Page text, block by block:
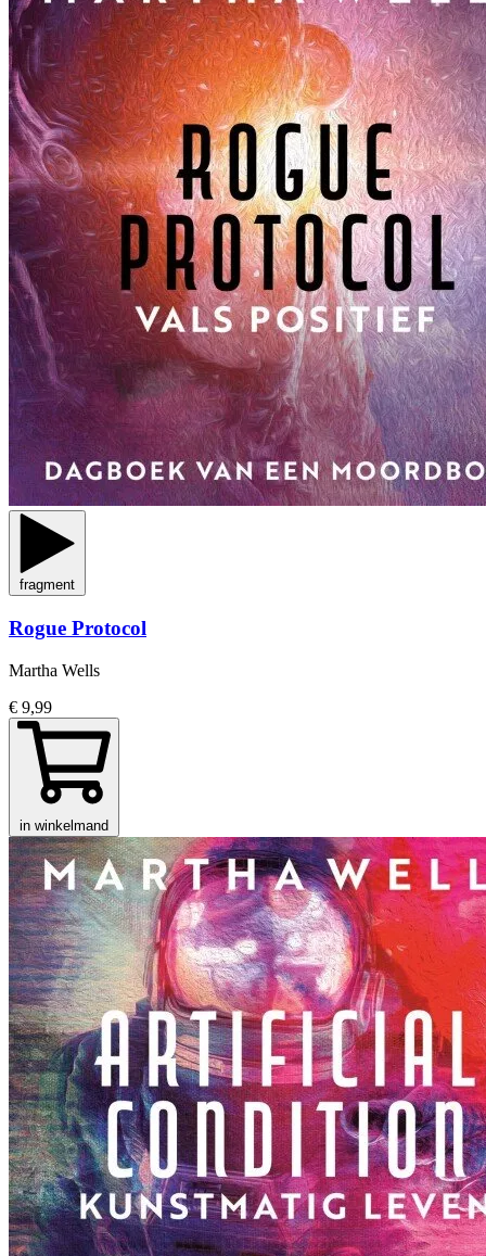
fragment
Rogue Protocol
Martha Wells
€ 9,99
in winkelmand